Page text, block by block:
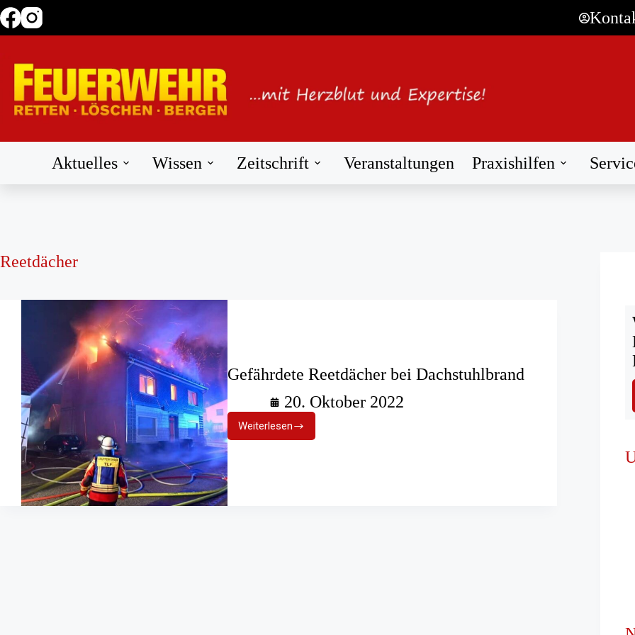
Zum
Inhalt
Aktuelles Wissen Zeitschrift Veranstaltungen Praxishilfen
Reetdächer
Gefährdete Reetdächer bei Dachstuhlbrand
20. Oktober 2022
WeiterlesenGefährdete
Reetdächer